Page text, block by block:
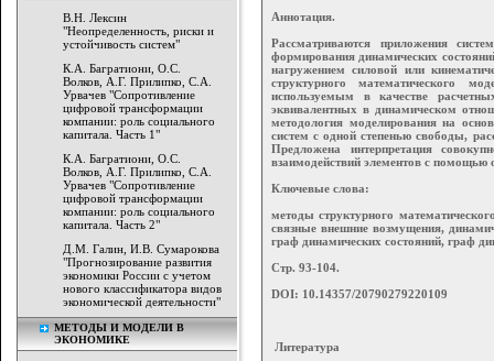
В.Н. Лексин
"Неопределенность, риски и
устойчивость систем"
К.А. Багратиони, О.С.
Волков, А.Г. Прилипко, С.А.
Урвачев "Сопротивление
цифровой трансформации
компании: роль социального
капитала. Часть 1"
К.А. Багратиони, О.С.
Волков, А.Г. Прилипко, С.А.
Урвачев "Сопротивление
цифровой трансформации
компании: роль социального
капитала. Часть 2"
Д.М. Галин, И.В. Сумарокова
"Прогнозирование развития
экономики России с учетом
нового классификатора видов
экономической деятельности"
МЕТОДЫ И МОДЕЛИ В
ЭКОНОМИКЕ
Аннотация.
Рассматриваются приложения
формирования динамических
нагружением силовой или
структурного математического
используемым в качестве
эквивалентных в динамическом
методология моделирования на
систем с одной степенью свободы,
Предложена интерпретация
взаимодействий элементов с помощью
Ключевые слова:
методы структурного
связные внешние возмущения,
граф динамических состояний, граф
Стр. 93-104.
DOI: 10.14357/20790279220109
Литература